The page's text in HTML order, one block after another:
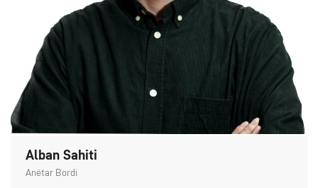
Alban Sahiti
Anëtar Bordi